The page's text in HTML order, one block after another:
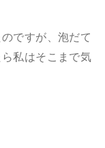
ですが、泡だて
私はそこまで気